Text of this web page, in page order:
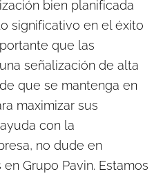
bien planificada
significativo en el éxito
que las
señalización de alta
que se mantenga en
maximizar sus
con la
no dude en
Grupo Pavin. Estamos